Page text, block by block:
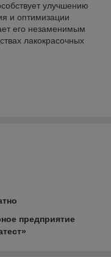
улучшению
и оптимизации
его незаменимым
лакокрасочных
предприятие